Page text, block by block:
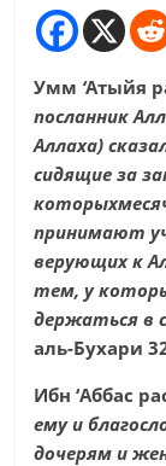
Умм ‘Атыйя
посланник
Аллаха)
сидящие за
принимают
верующих к
тем, у
держаться в
аль-Бухари
Ибн ‘Аббас
ему и
дочерям и